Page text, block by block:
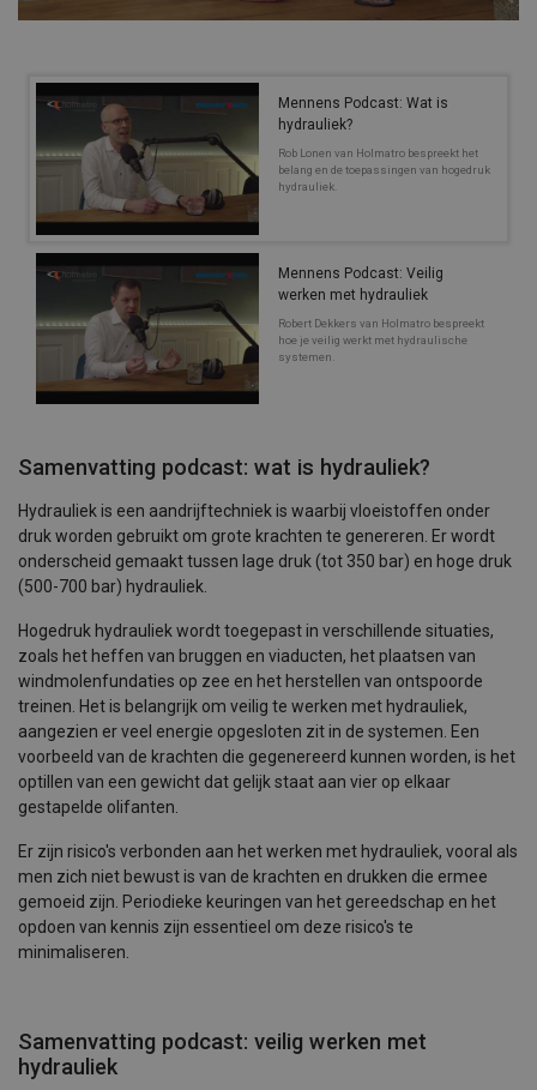
Mennens Podcast: Wat is
hydrauliek?
Rob Lonen van Holmatro bespreekt het
belang en de toepassingen van hogedruk
hydrauliek.
Mennens Podcast: Veilig
werken met hydrauliek
Robert Dekkers van Holmatro bespreekt
hoe je veilig werkt met hydraulische
systemen.
Samenvatting podcast: wat is hydrauliek?
Hydrauliek is een aandrijftechniek is waarbij vloeistoffen onder
druk worden gebruikt om grote krachten te genereren. Er wordt
onderscheid gemaakt tussen lage druk (tot 350 bar) en hoge druk
(500-700 bar) hydrauliek.
Hogedruk hydrauliek wordt toegepast in verschillende situaties,
zoals het heffen van bruggen en viaducten, het plaatsen van
windmolenfundaties op zee en het herstellen van ontspoorde
treinen. Het is belangrijk om veilig te werken met hydrauliek,
aangezien er veel energie opgesloten zit in de systemen. Een
voorbeeld van de krachten die gegenereerd kunnen worden, is het
optillen van een gewicht dat gelijk staat aan vier op elkaar
gestapelde olifanten.
Er zijn risico's verbonden aan het werken met hydrauliek, vooral als
men zich niet bewust is van de krachten en drukken die ermee
gemoeid zijn. Periodieke keuringen van het gereedschap en het
opdoen van kennis zijn essentieel om deze risico's te
minimaliseren.
Samenvatting podcast: veilig werken met
hydrauliek